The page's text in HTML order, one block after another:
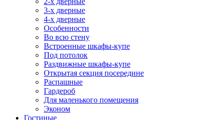
3-х дверные
4-х дверные
Особенности
Во всю стену
Встроенные шкафы-купе
Под потолок
Раздвижные шкафы-купе
Открытая секция посередине
Распашные
Гардероб
Для маленького помещения
Эконом
Гостиные